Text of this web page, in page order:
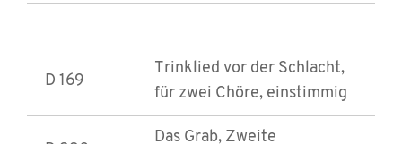
D 169
Trinklied vor der Schlacht,
für zwei Chöre, einstimmig
Das Grab, Zweite